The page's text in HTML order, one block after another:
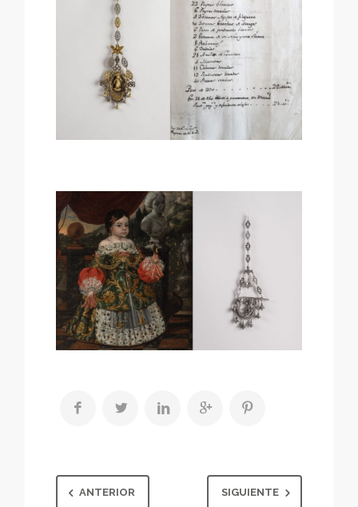
ANTERIOR SIGUIENTE